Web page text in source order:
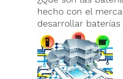
hecho con el
desarrollar